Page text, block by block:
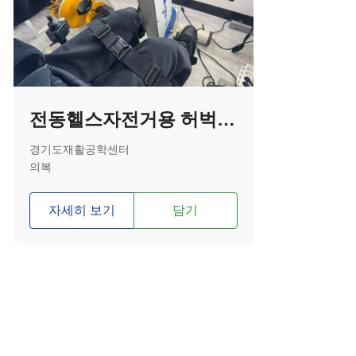
전동헬스자전거용 허벅지 고정벨트
경기도재활공학센터
의복
자세히 보기 담기